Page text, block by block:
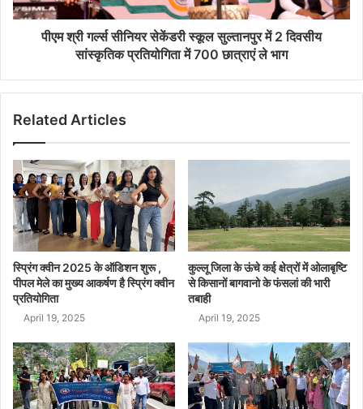
पीएम श्री गर्ल्स सीनियर सेकेंडरी स्कूल सुल्तानपुर में 2 दिवसीय
सांस्कृतिक प्रतियोगिता में 700 छात्राएं ले भाग
Related Articles
स्प्रिंग क्वीन 2025 के ऑडिशन शुरू ,
पीपल मेले का मुख्य आकर्षण है स्प्रिंग क्वीन
प्रतियोगिता
April 19, 2025
कुल्लू जिला के ऊंचे कई क्षेत्रों में ओलाबृष्टि
से किसानों बागवानो के फंसलां की भारी
तबाही
April 19, 2025